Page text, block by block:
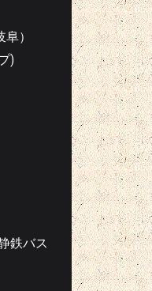
）
)
鉄バス